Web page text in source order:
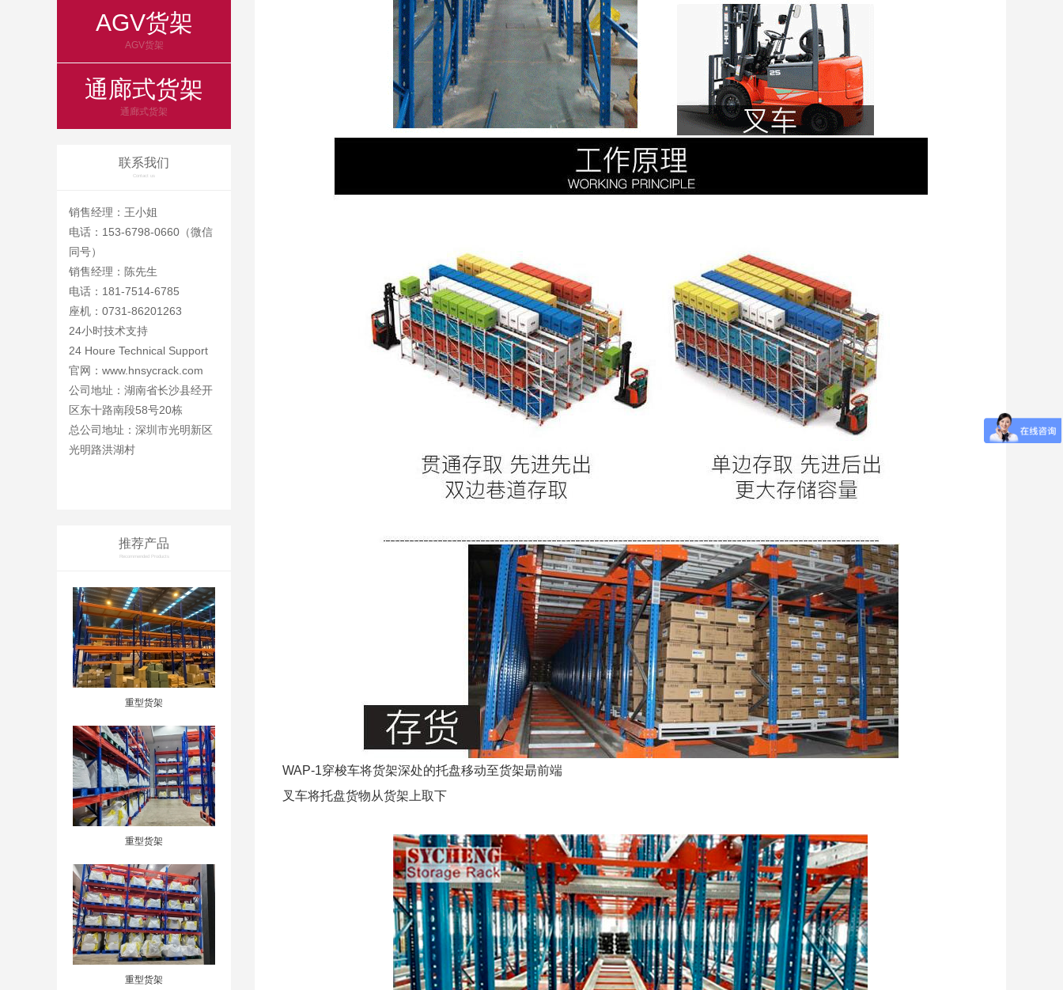
AGV货架
AGV货架
通廊式货架
通廊式货架
联系我们
Contact us
销售经理：王小姐
电话：153-6798-0660（微信
同号）
销售经理：陈先生
电话：181-7514-6785
座机：0731-86201263
24小时技术支持
24 Houre Technical Support
官网： www.hnsycrack.com
公司地址：湖南省长沙县经开
区东十路南段58号20栋
总公司地址：深圳市光明新区
光明路洪湖村
推荐产品
Recommended Products
重型货架
重型货架
重型货架
WAP-1穿梭车将货架深处的托盘移动至货架朂前端
叉车将托盘货物从货架上取下